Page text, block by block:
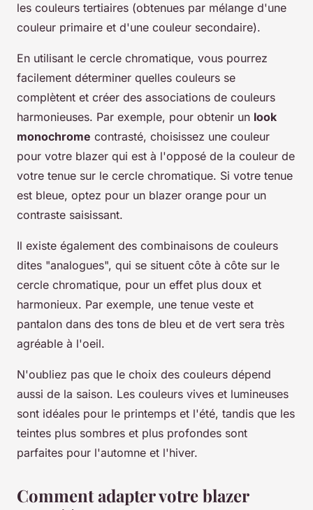
les couleurs tertiaires (obtenues par mélange d'une
couleur primaire et d'une couleur secondaire).
En utilisant le cercle chromatique, vous pourrez
facilement déterminer quelles couleurs se
complètent et créer des associations de couleurs
harmonieuses. Par exemple, pour obtenir un look
monochrome contrasté, choisissez une couleur
pour votre blazer qui est à l'opposé de la couleur de
votre tenue sur le cercle chromatique. Si votre tenue
est bleue, optez pour un blazer orange pour un
contraste saisissant.
Il existe également des combinaisons de couleurs
dites "analogues", qui se situent côte à côte sur le
cercle chromatique, pour un effet plus doux et
harmonieux. Par exemple, une tenue veste et
pantalon dans des tons de bleu et de vert sera très
agréable à l'oeil.
N'oubliez pas que le choix des couleurs dépend
aussi de la saison. Les couleurs vives et lumineuses
sont idéales pour le printemps et l'été, tandis que les
teintes plus sombres et plus profondes sont
parfaites pour l'automne et l'hiver.
Comment adapter votre blazer